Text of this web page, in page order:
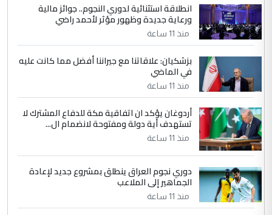
5 سردار
التعليق : واحد من عصابة علي ماما يسقط
جنسية الرافد الثالث للعراق ومن اصول عريقة
الموضوع :
الجواهري يرد على صدام حسين سل
مضجعيك يابن الزنا (نص كامل)
انطلاقة استثنائية لدوري النجوم.. جوائز مالية
ورعاية جديدة وظهور مؤثر لأحمد راضي
منذ 11 ساعة
بزشكيان: علاقاتنا مع جيراننا أفضل مما كانت عليه
في الماضي
منذ 11 ساعة
أردوغان يؤكد ان اتفاقية مكة للدفاع المشترك لا
تستهدف أية دولة ومفتوحة لانضمام ال...
منذ 11 ساعة
دوري نجوم العراق ينطلق بمشروع جديد لإعادة
الجماهير إلى الملاعب
منذ 11 ساعة